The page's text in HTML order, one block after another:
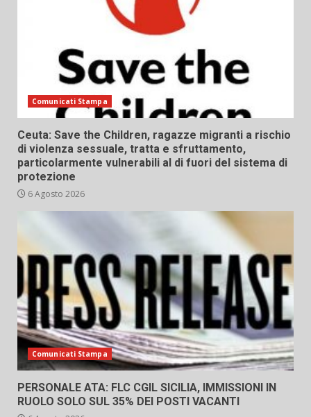
Comunicati Stampa
Ceuta: Save the Children, ragazze migranti a rischio
di violenza sessuale, tratta e sfruttamento,
particolarmente vulnerabili al di fuori del sistema di
protezione
6 Agosto 2026
Comunicati Stampa
PERSONALE ATA: FLC CGIL SICILIA, IMMISSIONI IN
RUOLO SOLO SUL 35% DEI POSTI VACANTI